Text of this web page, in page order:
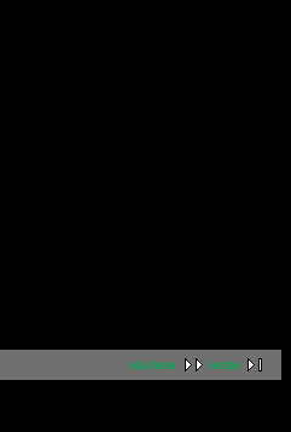
nächste letzte